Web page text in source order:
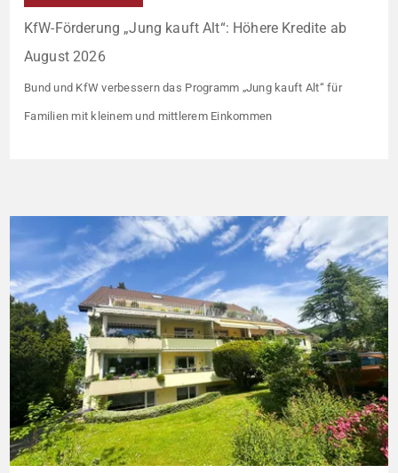
KfW-Förderung „Jung kauft Alt“: Höhere Kredite ab
August 2026
Bund und KfW verbessern das Programm „Jung kauft Alt“ für
Familien mit kleinem und mittlerem Einkommen